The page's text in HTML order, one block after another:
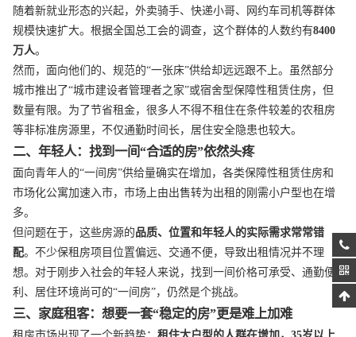
随着新就业形态的兴起，外卖骑手、快递小哥、网约车司机等群体
规模快速扩大。根据全国总工会的调查，这个群体的人数约有8400
万人。
然而，面向他们的、规范的“一张床”供给却远远跟不上。虽然部分
城市推出了“城市建设者管理者之家”或宿舍型保障性租赁住房，但
数量有限。为了节省租金，很多人不得不租住在条件较差的农租房
等非标准房源里，不仅通勤时间长，居住安全隐患也较大。
二、年轻人：找到一间“合适的房”依然头疼
面向青年人的“一间房”供给量确实在增加，各类保障性租赁住房和
市场化公寓加速入市，市场上由出售转为出租的刚需小户型也在增
多。
但问题在于，这些房源的品质、位置和年轻人的实际需求常常错
配。不少保租房项目位置偏远、交通不便，导致出租情况并不理
想。对于刚步入社会的年轻人来说，找到一间价格可承受、通勤便
利、居住环境尚可的“一间房”，仍然是个挑战。
三、家庭租客：想要一套“稳定的房”更是难上加难